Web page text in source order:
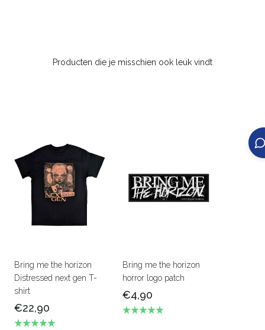
Producten die je misschien ook leuk vindt
Bring me the horizon
Distressed next gen T-
shirt
€22,90
Bring me the horizon
horror logo patch
€4,90